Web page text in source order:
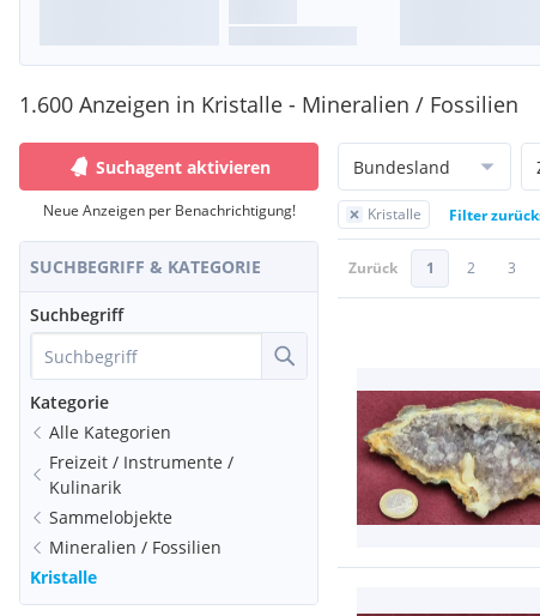
1.600 Anzeigen in Kristalle - Mineralien / Fossilien
Suchagent aktivieren
Neue Anzeigen per Benachrichtigung!
SUCHBEGRIFF & KATEGORIE
Suchbegriff
Kategorie
Alle Kategorien
Freizeit / Instrumente /
Kulinarik
Sammelobjekte
Mineralien / Fossilien
Kristalle
Bundesland
Kristalle Filter
Zurück 1 2 3